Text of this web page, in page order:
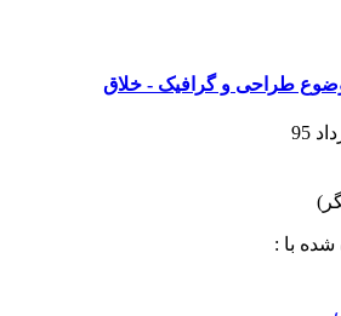
طراحی و گرافیک - خلاق
95
با :